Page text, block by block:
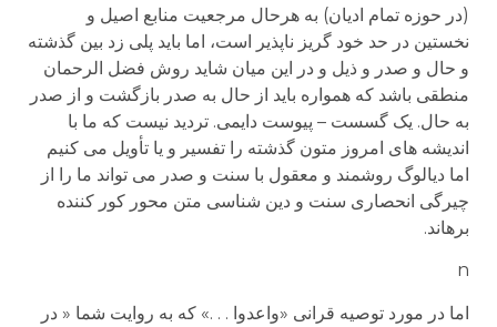
(در حوزه تمام ادیان) به هرحال مرجعیت منابع اصیل و
نخستین در حد خود گریز ناپذیر است، اما باید پلی زد بین گذشته
و حال و صدر و ذیل و در این میان شاید روش فضل الرحمان
منطقی باشد که همواره باید از حال به صدر بازگشت و از صدر
به حال. یک گسست – پیوست دایمی. تردید نیست که ما با
اندیشه های امروز متون گذشته را تفسیر و یا تأویل می کنیم
اما دیالوگ روشمند و معقول با سنت و صدر می تواند ما را از
چیرگی انحصاری سنت و دین شناسی متن محور کور کننده
برهاند.
n
اما در مورد توصیه قرانی «واعدوا . . .» که به روایت شما « در